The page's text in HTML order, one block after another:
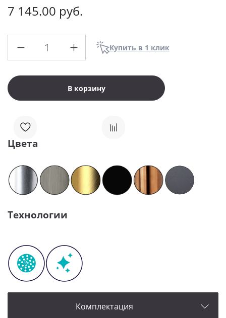
7 145.00 руб.
В корзину
Купить в 1 клик
Цвета
Технологии
Комплектация